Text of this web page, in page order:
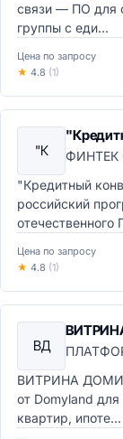
связи — ПО для
группы с еди...
Цена по запросу
★ 4.8 (1)
"К
ФИНТЕК
"Кредитный
российский
отечественного
Цена по запросу
★ 4.8 (1)
ВД
ВИТРИНА
от Domyland
квартир, ипоте...